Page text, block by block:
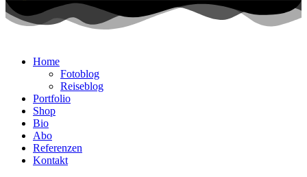
Home
Fotoblog
Reiseblog
Portfolio
Shop
Bio
Abo
Referenzen
Kontakt